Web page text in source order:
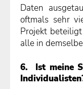
Daten
oftmals sehr
Projekt
alle in
6. Ist meine